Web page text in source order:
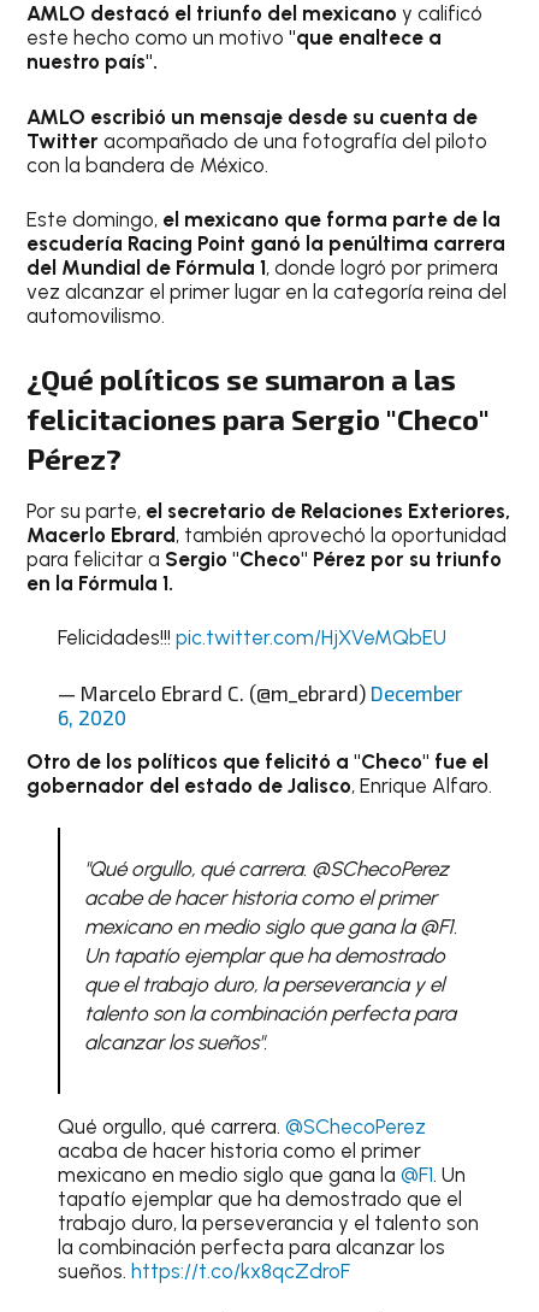
AMLO destacó el triunfo del mexicano y calificó
este hecho como un motivo"que enaltece a
nuestro país".
AMLO escribió un mensaje desde su cuenta de
Twitteracompañado de una fotografía del piloto
con la bandera de México.
Este domingo, el mexicano que forma parte de la
escudería Racing Point ganó la penúltima carrera
del Mundial de Fórmula 1, donde logró por primera
vez alcanzar el primer lugar en la categoría reina del
automovilismo.
¿Qué políticos se sumaron a las
felicitaciones para Sergio "Checo"
Pérez?
Por su parte, el secretario de Relaciones Exteriores,
Macerlo Ebrard, también aprovechó la oportunidad
para felicitar a Sergio "Checo" Pérez por su triunfo
en la Fórmula 1.
Felicidades!!! pic.twitter.com/HjXVeMQbEU
— Marcelo Ebrard C. (@m_ebrard) December
6, 2020
Otro de los políticos que felicitó a "Checo" fue el
gobernador del estado de Jalisco, Enrique Alfaro.
"Qué orgullo, qué carrera. @SChecoPerez
acabe de hacer historia como el primer
mexicano en medio siglo que gana la @F1.
Un tapatío ejemplar que ha demostrado
que el trabajo duro, la perseverancia y el
talento son la combinación perfecta para
alcanzar los sueños".
Qué orgullo, qué carrera. @SChecoPerez
acaba de hacer historia como el primer
mexicano en medio siglo que gana la @F1. Un
tapatío ejemplar que ha demostrado que el
trabajo duro, la perseverancia y el talento son
la combinación perfecta para alcanzar los
sueños. https://t.co/kx8qcZdroF